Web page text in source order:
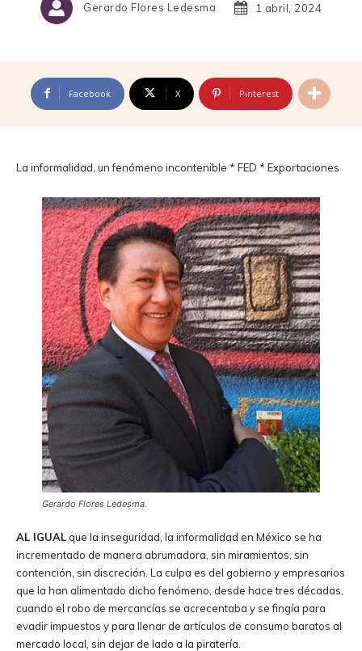
Gerardo Flores Ledesma 1 abril, 2024
Facebook X Pinterest
La informalidad, un fenómeno incontenible * FED * Exportaciones
Gerardo Flores Ledesma.
AL IGUAL que la inseguridad, la informalidad en México se ha
incrementado de manera abrumadora, sin miramientos, sin
contención, sin discreción. La culpa es del gobierno y empresarios
que la han alimentado dicho fenómeno, desde hace tres décadas,
cuando el robo de mercancías se acrecentaba y se fingía para
evadir impuestos y para llenar de artículos de consumo baratos al
mercado local, sin dejar de lado a la piratería.